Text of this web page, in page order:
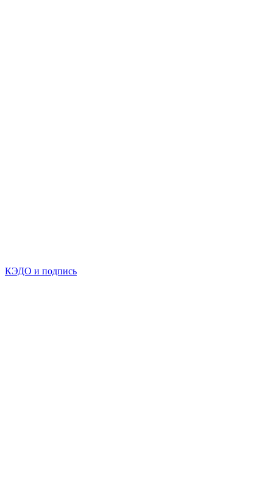
КЭДО и подпись